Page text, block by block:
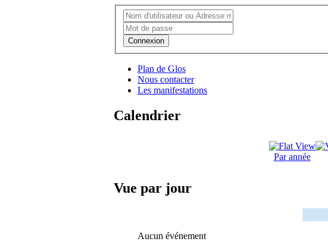
Connexion
Plan de Glos
Nous contacter
Les manifestations
Calendrier
Par année
Vue par jour
Aucun événement